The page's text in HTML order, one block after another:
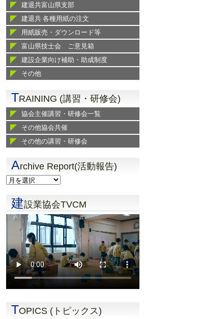
建退共富山県支部
建退共 各種用紙の注文
用紙販売・ダウンロード等
富山県技士会 ご意見箱
建設企業向け補助・助成制度
その他
TRAINING (講習・研修会)
協会主催講習・研修会一覧
その他協会共催
その他の講習・研修会
Archive Report(活動報告)
建設業協会TVCM
TOPICS (トピックス)